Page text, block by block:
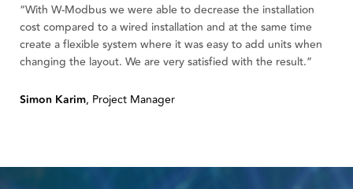
“With W-Modbus we were able to decrease the installation
cost compared to a wired installation and at the same time
create a flexible system where it was easy to add units when
changing the layout. We are very satisfied with the result.”
Simon Karim, Project Manager